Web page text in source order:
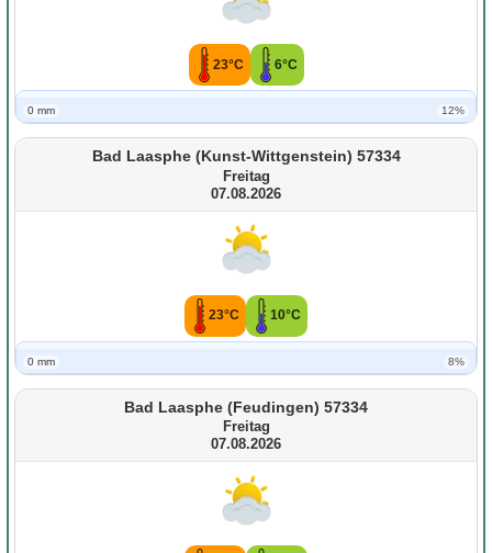
23°C 6°C
0 mm 12%
Bad Laasphe (Kunst-Wittgenstein) 57334
Freitag
07.08.2026
23°C 10°C
0 mm 8%
Bad Laasphe (Feudingen) 57334
Freitag
07.08.2026